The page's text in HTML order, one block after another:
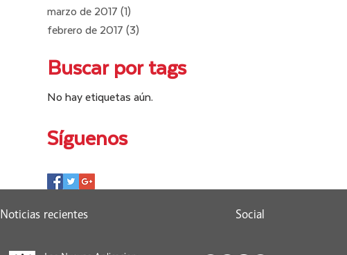
marzo de 2017 (1)
febrero de 2017 (3)
Buscar por tags
No hay etiquetas aún.
Síguenos
Noticias recientes Social